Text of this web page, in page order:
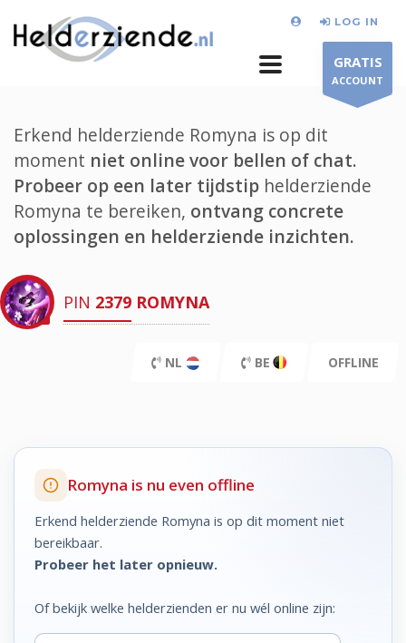
LOG IN
GRATIS
ACCOUNT
Erkend helderziende Romyna is op dit
moment niet online voor bellen of chat.
Probeer op een later tijdstip helderziende
Romyna te bereiken, ontvang concrete
oplossingen en helderziende inzichten.
PIN 2379 ROMYNA
NL BE OFFLINE
Romyna is nu even offline
Erkend helderziende Romyna is op dit moment niet
bereikbaar.
Probeer het later opnieuw.
Of bekijk welke helderzienden er nu wél online zijn: